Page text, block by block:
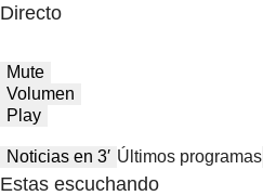
Directo
Mute
Volumen
Play
Noticias en 3′ Últimos programas
Estas escuchando